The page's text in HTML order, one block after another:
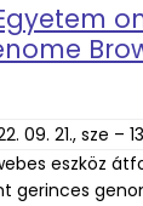
09. 21., sze –
eszköz
gerinces